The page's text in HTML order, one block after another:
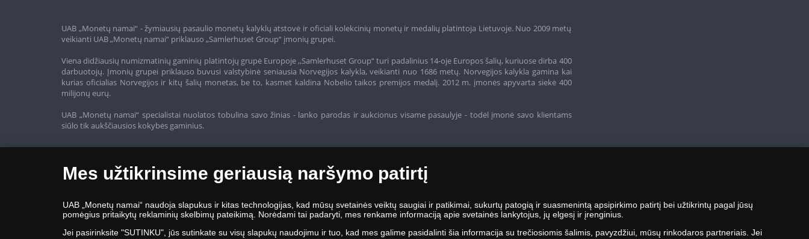
UAB „Monetų namai“ - žymiausių pasaulio monetų kalyklų atstovė ir oficiali kolekcinių monetų ir medalių platintoja Lietuvoje. Nuo 2009 metų
veikianti UAB „Monetų namai“ priklauso „Samlerhuset Group“ įmonių grupei.
Viena didžiausių numizmatinių gaminių platintojų grupė Europoje ,,Samlerhuset Group“ turi padalinius 14-oje Europos šalių, kuriuose dirba 400
darbuotojų. Įmonių grupei priklauso buvusi valstybinė seniausia Norvegijos kalykla, veikianti nuo 1686 metų. Norvegijos kalykla gamina kai
kurias oficialias Norvegijos ir kitų šalių monetas, be to, kasmet kaldina Nobelio taikos premijos medalį. 2012 m. įmonės apyvarta siekė 400
milijonų eurų.
UAB „Monetų namai“ specialistai nuolatos tobulina savo žinias - lanko parodas ir aukcionus visame pasaulyje - todėl įmonė savo klientams
siūlo tik aukščiausios kokybės gaminius.
Mes užtikrinsime geriausią naršymo patirtį
UAB „Monetų namai“ naudoja slapukus ir kitas technologijas, kad mūsų svetainės veiktų saugiai ir patikimai, sukurtų patogią ir suasmenintą apsipirkimo patirtį bei užtikrintų pagal jūsų
pomėgius pritaikytų reklaminių skelbimų pateikimą. Norėdami tai padaryti, mes renkame informaciją apie svetainės lankytojus, jų elgesį ir įrenginius.
Jei pasirinksite "SUTINKU", jūs sutinkate su visų slapukų naudojimu ir tuo, kad mes galime pasidalinti šia informacija su trečiosiomis šalimis, pavyzdžiui, mūsų rinkodaros partneriais. Jei